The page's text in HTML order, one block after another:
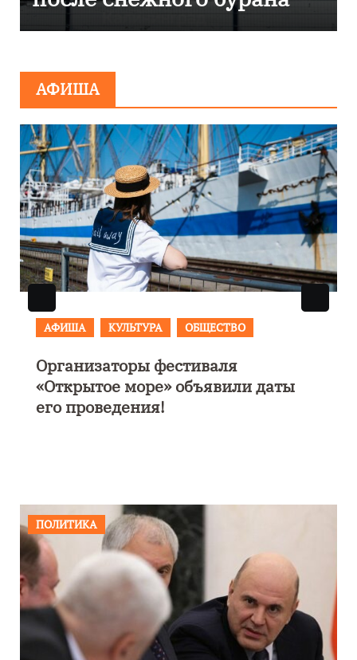
сообщения о
АФИША
АФИША
В Калининграде пройдет
фестиваль искусств «Зимние
каникулы на Балтике»
ПОЛИТИКА